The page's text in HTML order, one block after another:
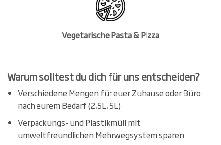
Vegetarische Pasta & Pizza
Warum solltest du dich für uns entscheiden?
Verschiedene Mengen für euer Zuhause oder Büro
nach eurem Bedarf (2,5L, 5L)
Verpackungs- und Plastikmüll mit
umweltfreundlichen Mehrwegsystem sparen